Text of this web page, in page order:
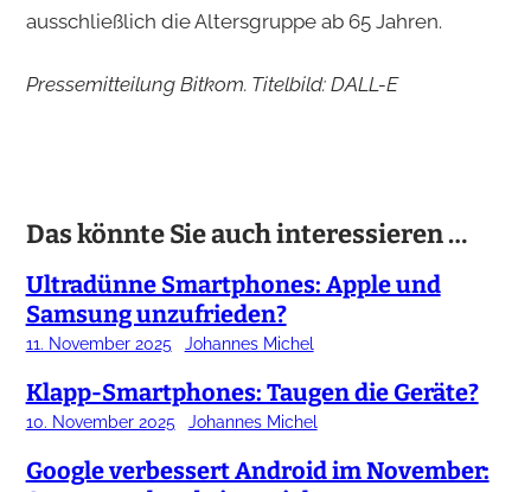
ausschließlich die Altersgruppe ab 65 Jahren.
Pressemitteilung Bitkom. Titelbild: DALL-E
Das könnte Sie auch interessieren …
Ultradünne Smartphones: Apple und
Samsung unzufrieden?
11. November 2025 Johannes Michel
Klapp-Smartphones: Taugen die Geräte?
10. November 2025 Johannes Michel
Google verbessert Android im November: